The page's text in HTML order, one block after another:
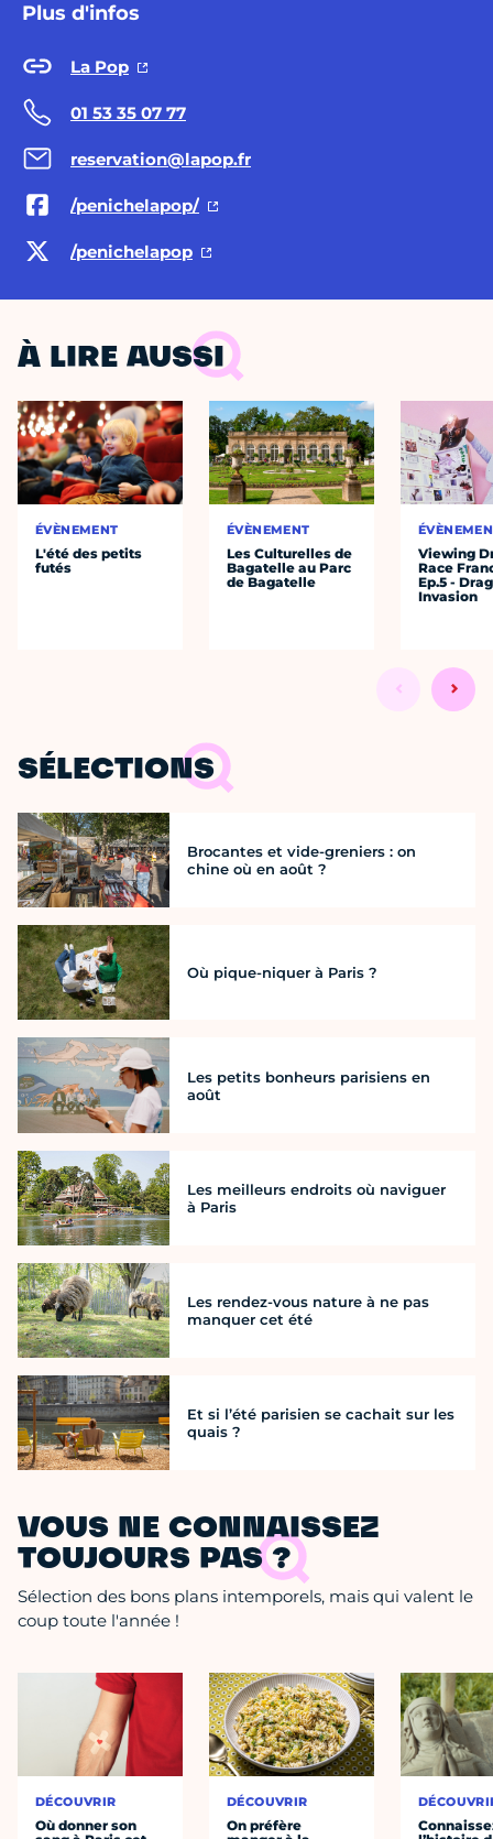
Plus d'infos
La Pop
01 53 35 07 77
reservation@lapop.fr
/penichelapop/
/penichelapop
À LIRE AUSSI
ÉVÈNEMENT
L'été des petits
futés
ÉVÈNEMENT
Les Culturelles de
Bagatelle au Parc
de Bagatelle
Viewing
Race
Ep.5 - Drag
Invasion
SÉLECTIONS
Brocantes et vide-greniers : on
chine où en août ?
Où pique-niquer à Paris ?
Les petits bonheurs parisiens en
août
Les meilleurs endroits où naviguer
à Paris
Les rendez-vous nature à ne pas
manquer cet été
Et si l’été parisien se cachait sur les
quais ?
VOUS NE CONNAISSEZ
TOUJOURS PAS ?
Sélection des bons plans intemporels, mais qui valent le
coup toute l'année !
DÉCOUVRIR
Où donner son
DÉCOUVRIR
On préfère